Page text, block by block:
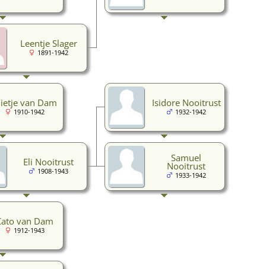
Leentje Slager
1891-1942
Isidore Nooitrust
1932-1942
Samuel
Nooitrust
1933-1942
van Dam
1910-1942
Eli Nooitrust
1908-1943
van Dam
1912-1943